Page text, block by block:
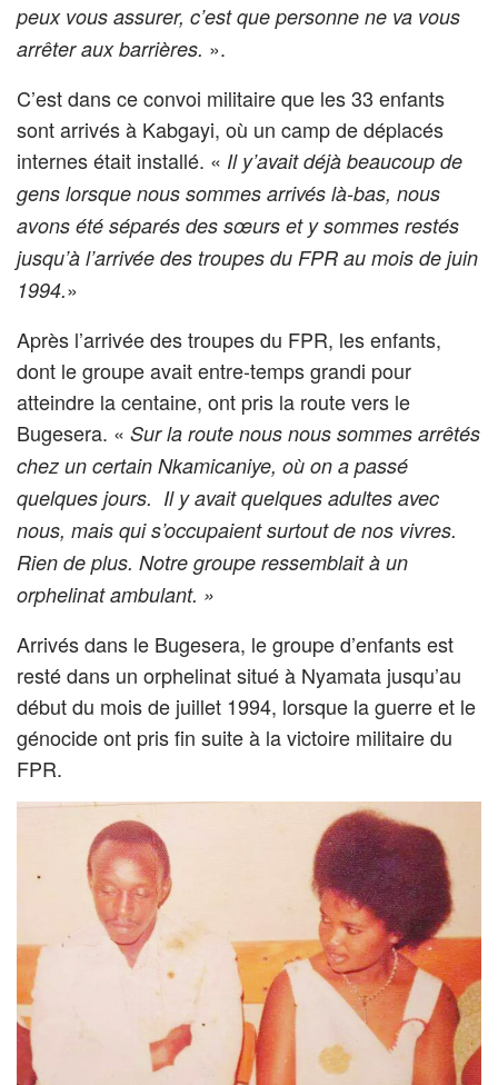
peux vous assurer, c’est que personne ne va vous
arrêter aux barrières. ».
C’est dans ce convoi militaire que les 33 enfants
sont arrivés à Kabgayi, où un camp de déplacés
internes était installé. « Il y’avait déjà beaucoup de
gens lorsque nous sommes arrivés là-bas, nous
avons été séparés des sœurs et y sommes restés
jusqu’à l’arrivée des troupes du FPR au mois de juin
1994.»
Après l’arrivée des troupes du FPR, les enfants,
dont le groupe avait entre-temps grandi pour
atteindre la centaine, ont pris la route vers le
Bugesera. « Sur la route nous nous sommes arrêtés
chez un certain Nkamicaniye, où on a passé
quelques jours. Il y avait quelques adultes avec
nous, mais qui s’occupaient surtout de nos vivres.
Rien de plus. Notre groupe ressemblait à un
orphelinat ambulant. »
Arrivés dans le Bugesera, le groupe d’enfants est
resté dans un orphelinat situé à Nyamata jusqu’au
début du mois de juillet 1994, lorsque la guerre et le
génocide ont pris fin suite à la victoire militaire du
FPR.